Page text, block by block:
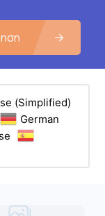
(Simplified)
German